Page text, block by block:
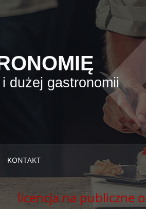
dużej gastronomii
KONTAKT
licencja na publiczne